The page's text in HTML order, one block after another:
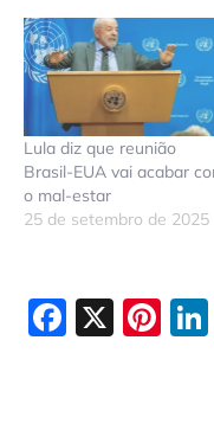
Lula diz que reunião
Brasil-EUA vai acabar
o mal-estar
25 de setembro de 2025
X